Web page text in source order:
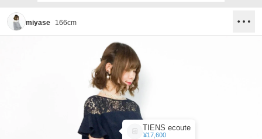
miyase 166cm
TIENS ecoute
¥17,600